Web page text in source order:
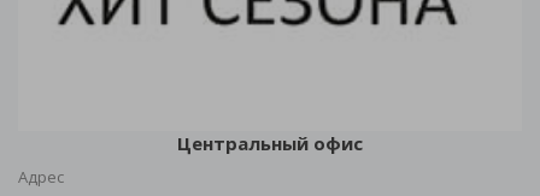
Центральный офис
Адрес